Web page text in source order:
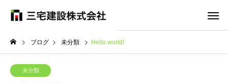
ブログ 未分類 Hello world!
未分類